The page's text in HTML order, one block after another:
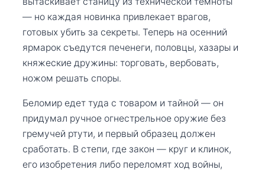
— но каждая новинка привлекает врагов,
готовых убить за секреты. Теперь на осенний
ярмарок съедутся печенеги, половцы, хазары и
княжеские дружины: торговать, вербовать,
ножом решать споры.
Беломир едет туда с товаром и тайной — он
придумал ручное огнестрельное оружие без
гремучей ртути, и первый образец должен
сработать. В степи, где закон — круг и клинок,
его изобретения либо переломят ход войны,